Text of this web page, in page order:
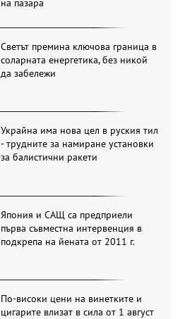
Светът премина ключова граница в
соларната енергетика, без никой
да забележи
Украйна има нова цел в руския тил
- трудните за намиране установки
за балистични ракети
Япония и САЩ са предприели
първа съвместна интервенция в
подкрепа на йената от 2011 г.
По-високи цени на винетките и
цигарите влизат в сила от 1 август